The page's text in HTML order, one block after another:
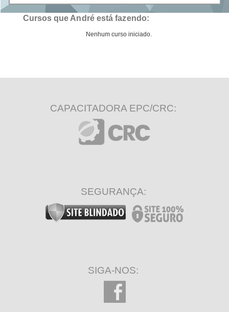
Cursos que André está fazendo:
Nenhum curso iniciado.
CAPACITADORA EPC/CRC:
SEGURANÇA:
SIGA-NOS: